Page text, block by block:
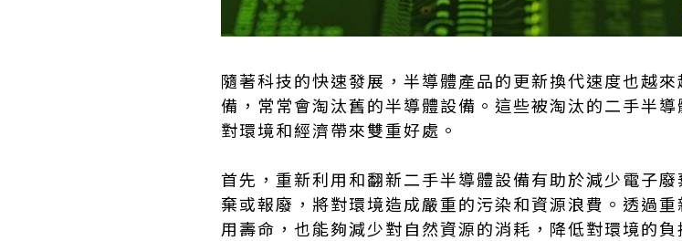
隨著科技的快速發展，半導體產品的更新換代速度也越
備，常常會淘汰舊的半導體設備。這些被淘汰的二手半
對環境和經濟帶來雙重好處。
首先，重新利用和翻新二手半導體設備有助於減少電子
棄或報廢，將對環境造成嚴重的污染和資源浪費。透過
用壽命，也能夠減少對自然資源的消耗，降低對環境的負